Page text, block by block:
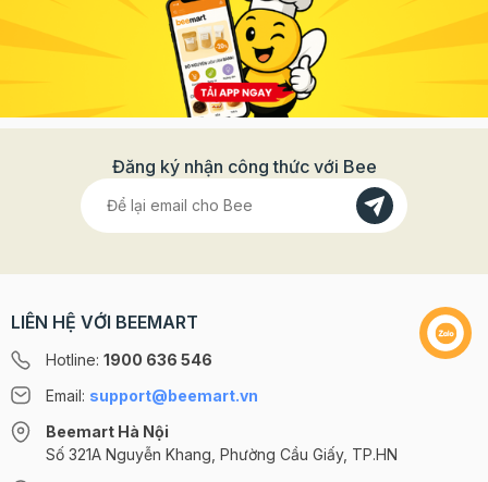
Đăng ký nhận công thức với Bee
LIÊN HỆ VỚI BEEMART
Hotline: 1900 636 546
Email: support@beemart.vn
Beemart Hà Nội
Số 321A Nguyễn Khang, Phường Cầu Giấy, TP.HN